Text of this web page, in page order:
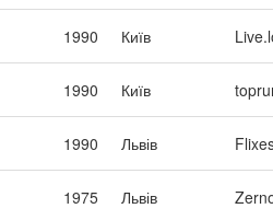
1990 Київ
1990 Київ
1990 Львів
1975 Львів